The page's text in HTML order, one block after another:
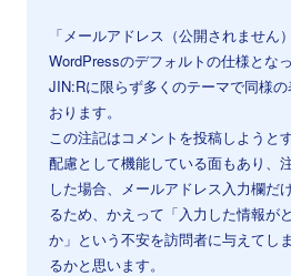
「メールアドレス（公開されません
WordPressのデフォルトの仕様となっ
JIN:Rに限らず多くのテーマで同様
おります。
この注記はコメントを投稿しようと
配慮として機能している面もあり、
した場合、メールアドレス入力欄だ
るため、かえって「入力した情報が
か」という不安を訪問者に与えてし
るかと思います。